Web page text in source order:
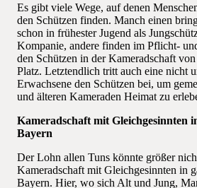
Es gibt viele Wege, auf denen
den Schützen finden. Manch einen
schon in frühester Jugend als
Kompanie, andere finden im Pflicht-
den Schützen in der Kameradschaft
Platz. Letztendlich tritt auch eine nicht
Erwachsene den Schützen bei, um
und älteren Kameraden Heimat zu
Kameradschaft mit Gleichgesinnten
Bayern
Der Lohn allen Tuns könnte größer
Kameradschaft mit Gleichgesinnten in
Bayern. Hier, wo sich Alt und Jung,